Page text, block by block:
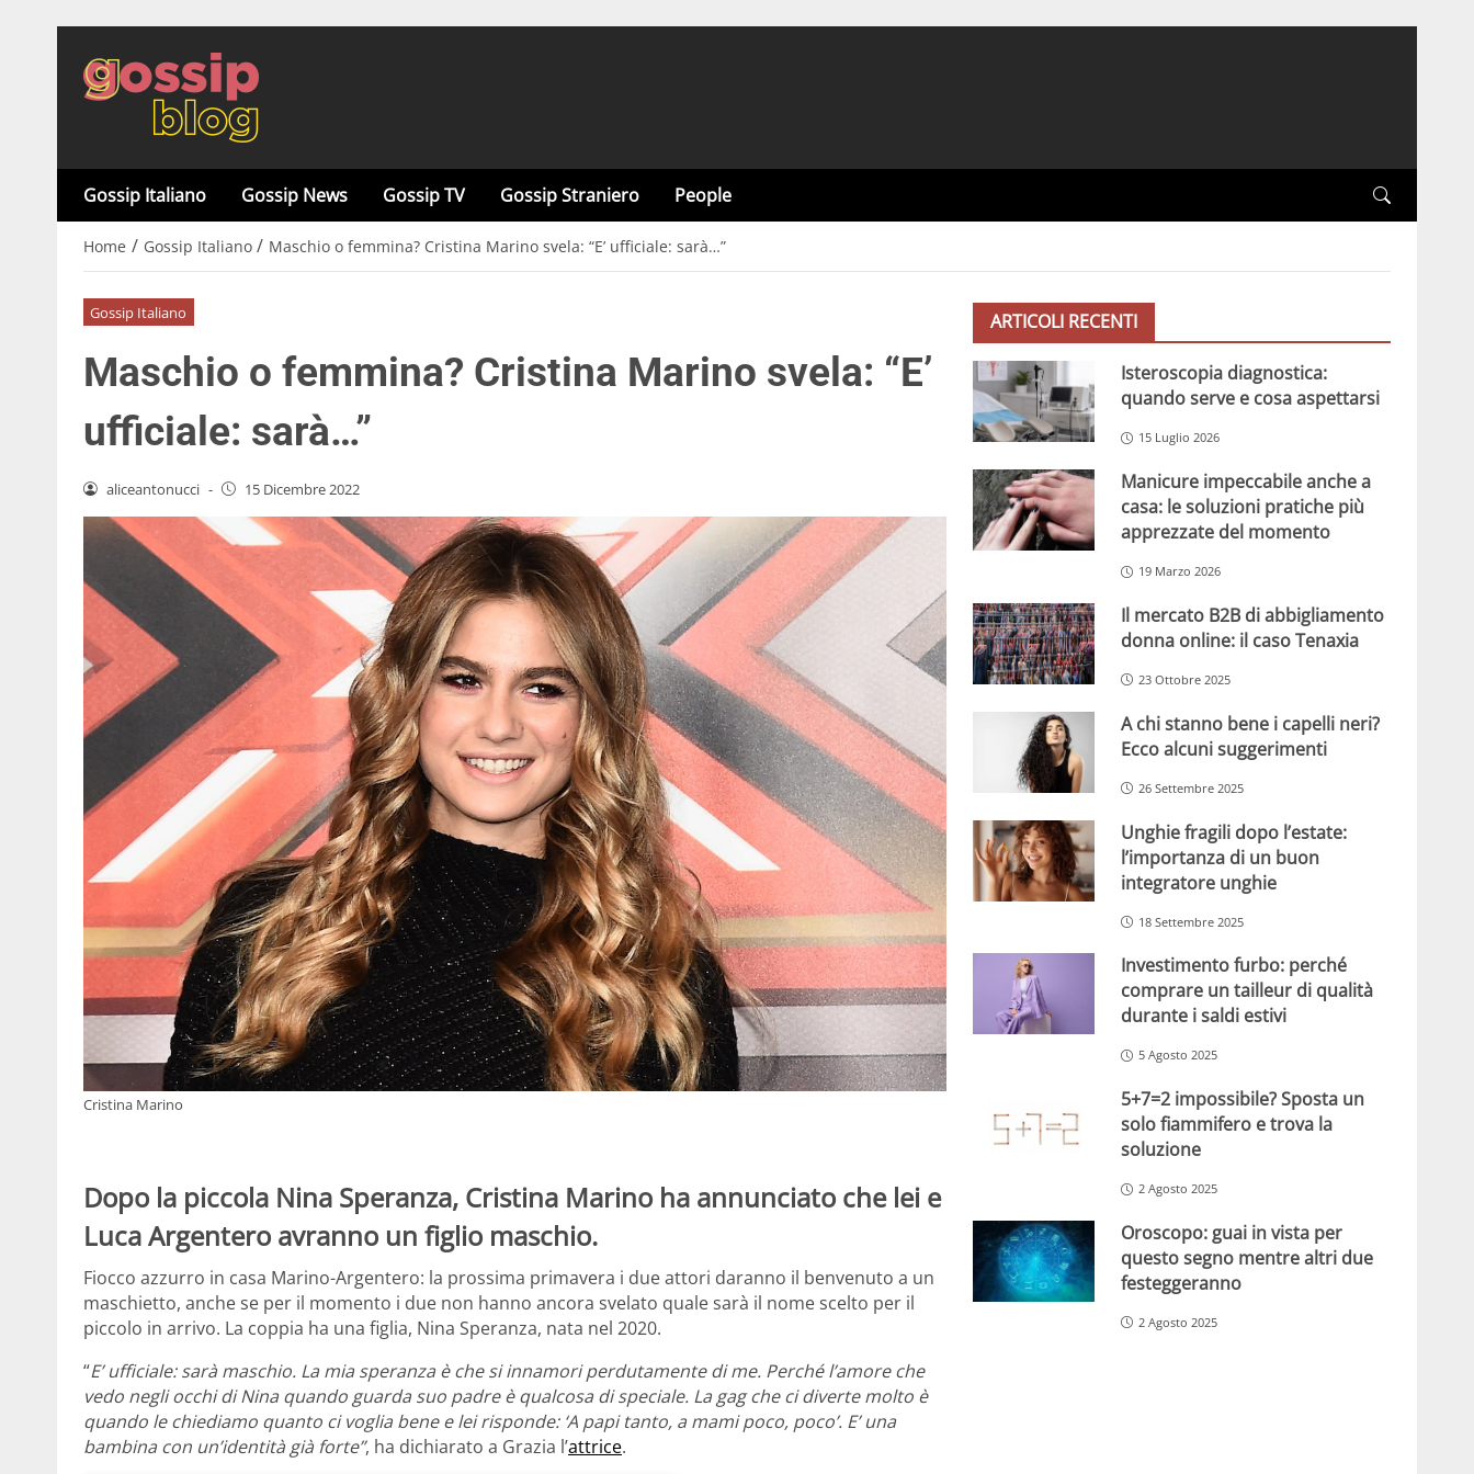
Gossip Italiano Gossip News Gossip TV Gossip Straniero People
Home / Gossip Italiano / Maschio o femmina? Cristina Marino svela: “E’ ufficiale: sarà…”
Gossip Italiano
Maschio o femmina? Cristina Marino svela: “E’
ufficiale: sarà…”
aliceantonucci - 15 Dicembre 2022
Cristina Marino
Dopo la piccola Nina Speranza, Cristina Marino ha annunciato che lei e
Luca Argentero avranno un figlio maschio.
Fiocco azzurro in casa Marino-Argentero: la prossima primavera i due attori daranno il benvenuto a un
maschietto, anche se per il momento i due non hanno ancora svelato quale sarà il nome scelto per il
piccolo in arrivo. La coppia ha una figlia, Nina Speranza, nata nel 2020.
“E’ ufficiale: sarà maschio. La mia speranza è che si innamori perdutamente di me. Perché l’amore che
vedo negli occhi di Nina quando guarda suo padre è qualcosa di speciale. La gag che ci diverte molto è
quando le chiediamo quanto ci voglia bene e lei risponde: ‘A papi tanto, a mami poco, poco’. E’ una
bambina con un’identità già forte”, ha dichiarato a Grazia l’attrice.
ARTICOLI RECENTI
Isteroscopia diagnostica:
quando serve e cosa aspettarsi
15 Luglio 2026
Manicure impeccabile anche a
casa: le soluzioni pratiche più
apprezzate del momento
19 Marzo 2026
Il mercato B2B di abbigliamento
donna online: il caso Tenaxia
23 Ottobre 2025
A chi stanno bene i capelli neri?
Ecco alcuni suggerimenti
26 Settembre 2025
Unghie fragili dopo l’estate:
l’importanza di un buon
integratore unghie
18 Settembre 2025
Investimento furbo: perché
comprare un tailleur di qualità
durante i saldi estivi
5 Agosto 2025
5+7=2 impossibile? Sposta un
solo fiammifero e trova la
soluzione
2 Agosto 2025
Oroscopo: guai in vista per
questo segno mentre altri due
festeggeranno
2 Agosto 2025